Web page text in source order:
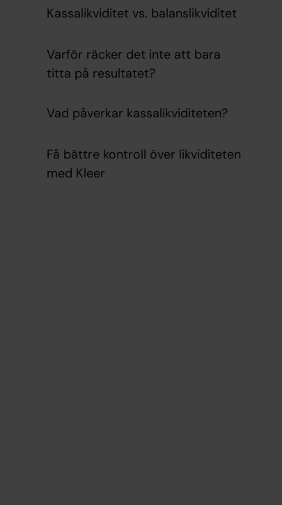
Kassalikviditet vs. balanslikviditet
Varför räcker det inte att bara
titta på resultatet?
Vad påverkar kassalikviditeten?
Få bättre kontroll över likviditeten
med Kleer